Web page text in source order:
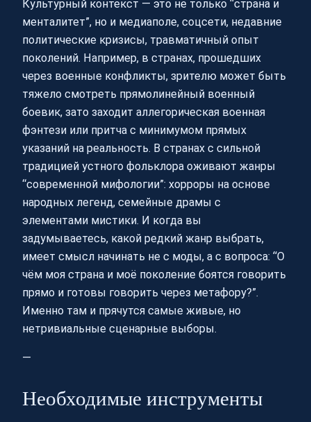
Культурный контекст — это не только “страна и
менталитет”, но и медиаполе, соцсети, недавние
политические кризисы, травматичный опыт
поколений. Например, в странах, прошедших
через военные конфликты, зрителю может быть
тяжело смотреть прямолинейный военный
боевик, зато заходит аллегорическая военная
фэнтези или притча с минимумом прямых
указаний на реальность. В странах с сильной
традицией устного фольклора оживают жанры
“современной мифологии”: хорроры на основе
народных легенд, семейные драмы с
элементами мистики. И когда вы
задумываетесь, какой редкий жанр выбрать,
имеет смысл начинать не с моды, а с вопроса: “О
чём моя страна и моё поколение боятся говорить
прямо и готовы говорить через метафору?”.
Именно там и прячутся самые живые, но
нетривиальные сценарные выборы.
—
Необходимые инструменты